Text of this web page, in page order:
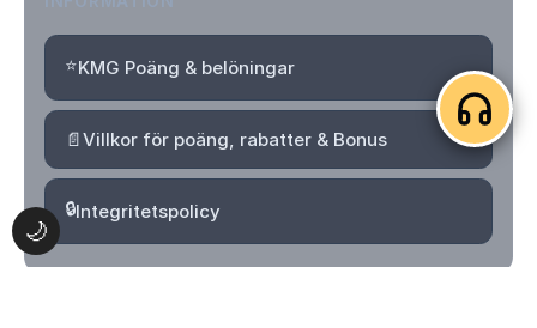
🌙
⭐KMG Poäng & belöningar
📄Villkor för poäng, rabatter & Bonus
🔒Integritetspolicy